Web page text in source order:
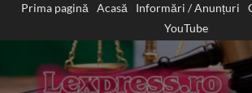
Prima pagină Acasă Informări / Anunțuri
YouTube